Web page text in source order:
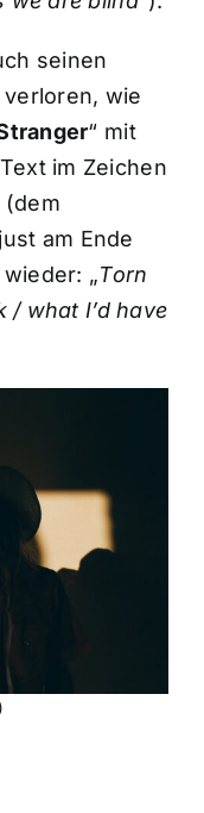
seinen
wie
“ mit
im Zeichen
(dem
am Ende
„Torn
/ what I’d have